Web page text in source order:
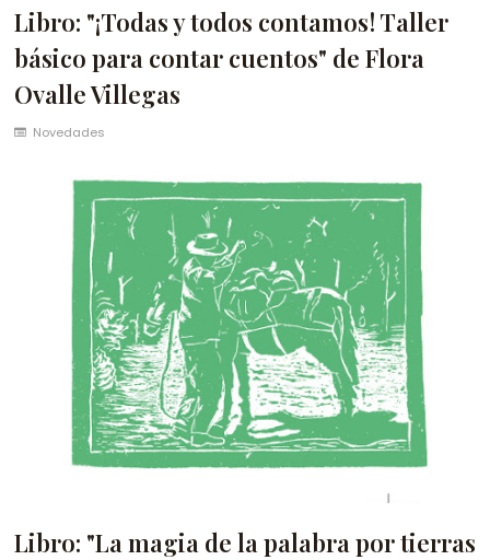
Libro: "¡Todas y todos contamos! Taller
básico para contar cuentos" de Flora
Ovalle Villegas
Novedades
Libro: "La magia de la palabra por tierras